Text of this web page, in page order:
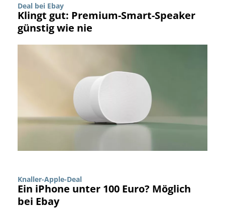
Deal bei Ebay
Klingt gut: Premium-Smart-Speaker
günstig wie nie
Knaller-Apple-Deal
Ein iPhone unter 100 Euro? Möglich
bei Ebay